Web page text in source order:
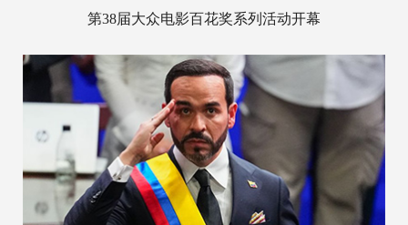
第38届大众电影百花奖系列活动开幕